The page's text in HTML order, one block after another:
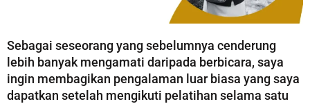
Sebagai seseorang yang sebelumnya cenderung
lebih banyak mengamati daripada berbicara, saya
ingin membagikan pengalaman luar biasa yang saya
dapatkan setelah mengikuti pelatihan selama satu